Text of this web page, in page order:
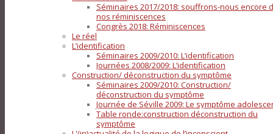
Séminaires 2017/2018: souffrons-nous encore
nos réminiscences
Congrès 2018: Réminiscences
Le réel
L’identification
Séminaires 2009/2010: L’identification
Journées 2008/2009: L’identification
Construction/ déconstruction du symptôme
Séminaires 2009/2010: Construction/
déconstruction du symptôme
Journée de Séville 2009: Le symptôme
Table ronde:construction déconstruction du
symptôme